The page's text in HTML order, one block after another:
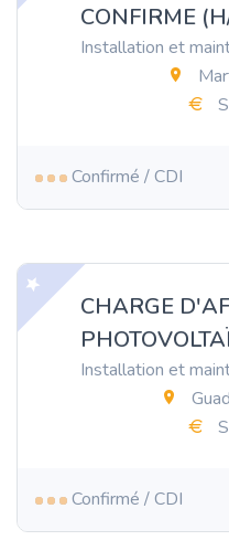
CONFIRME
Installation et
Confirmé / CDI
CHARGE
Installation et
Confirmé / CDI